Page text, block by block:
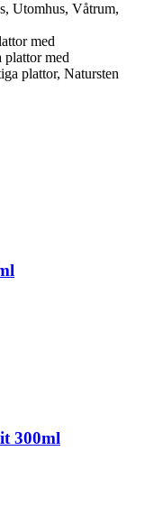
Utomhus, Våtrum,
med
plattor med
plattor, Natursten
300ml